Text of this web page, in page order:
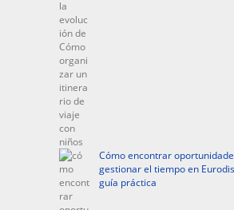
Cómo encontrar
gestionar el tiempo en
guía práctica